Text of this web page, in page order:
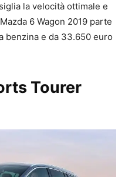
la velocità ottimale e
6 Wagon 2019 parte
benzina e da 33.650 euro
Tourer